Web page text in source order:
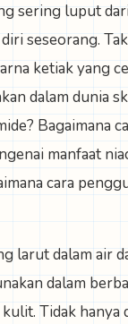
sering luput
seseorang.
ketiak yang
dalam dunia
Bagaimana
manfaat
cara
larut dalam air
dalam
Tidak hanya